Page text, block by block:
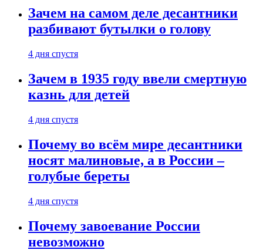
Зачем на самом деле десантники
разбивают бутылки о голову
4 дня спустя
Зачем в 1935 году ввели смертную
казнь для детей
4 дня спустя
Почему во всём мире десантники
носят малиновые, а в России –
голубые береты
4 дня спустя
Почему завоевание России
невозможно